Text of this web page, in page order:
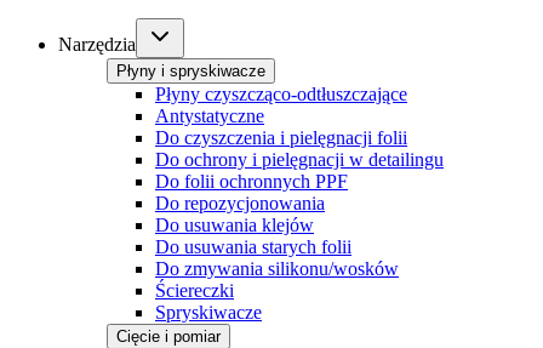
Narzędzia
Płyny i spryskiwacze
Płyny czyszcząco-odtłuszczające
Antystatyczne
Do czyszczenia i pielęgnacji folii
Do ochrony i pielęgnacji w detailingu
Do folii ochronnych PPF
Do repozycjonowania
Do usuwania klejów
Do usuwania starych folii
Do zmywania silikonu/wosków
Ściereczki
Spryskiwacze
Cięcie i pomiar